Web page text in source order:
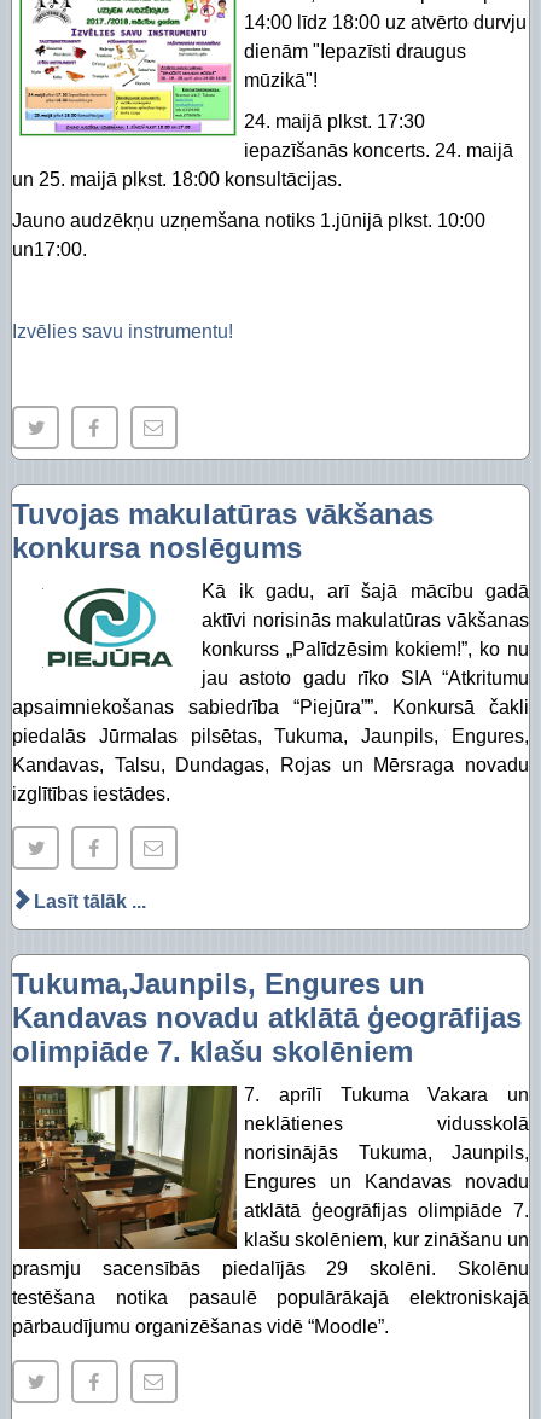
14:00 līdz 18:00 uz atvērto durvju
dienām "Iepazīsti draugus
mūzikā"!
24. maijā plkst. 17:30
iepazīšanās koncerts. 24. maijā
un 25. maijā plkst. 18:00 konsultācijas.
Jauno audzēkņu uzņemšana notiks 1.jūnijā plkst. 10:00
un17:00.
Izvēlies savu instrumentu!
Tuvojas makulatūras vākšanas
konkursa noslēgums
Kā ik gadu, arī šajā mācību gadā
aktīvi norisinās makulatūras vākšanas
konkurss „Palīdzēsim kokiem!”, ko nu
jau astoto gadu rīko SIA “Atkritumu
apsaimniekošanas sabiedrība “Piejūra””. Konkursā čakli
piedalās Jūrmalas pilsētas, Tukuma, Jaunpils, Engures,
Kandavas, Talsu, Dundagas, Rojas un Mērsraga novadu
izglītības iestādes.
Lasīt tālāk ...
Tukuma,Jaunpils, Engures un
Kandavas novadu atklātā ģeogrāfijas
olimpiāde 7. klašu skolēniem
7. aprīlī Tukuma Vakara un
neklātienes vidusskolā
norisinājās Tukuma, Jaunpils,
Engures un Kandavas novadu
atklātā ģeogrāfijas olimpiāde 7.
klašu skolēniem, kur zināšanu un
prasmju sacensībās piedalījās 29 skolēni. Skolēnu
testēšana notika pasaulē populārākajā elektroniskajā
pārbaudījumu organizēšanas vidē “Moodle”.